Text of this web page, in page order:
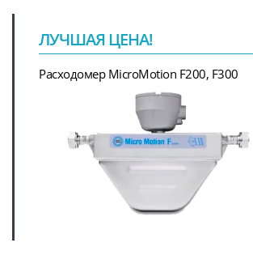
ЛУЧШАЯ ЦЕНА!
Расходомер MicroMotion F200, F300